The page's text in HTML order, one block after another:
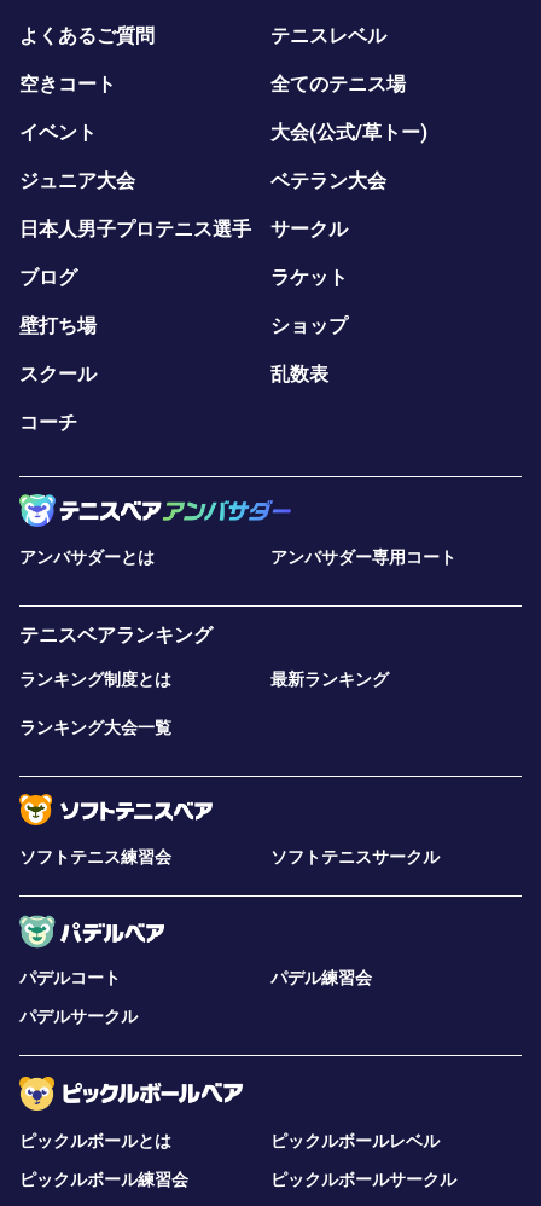
よくあるご質問 テニスレベル
空きコート 全てのテニス場
イベント 大会(公式/草トー)
ジュニア大会 ベテラン大会
日本人男子プロテニス選手 サークル
ブログ ラケット
壁打ち場 ショップ
スクール 乱数表
コーチ
アンバサダーとは アンバサダー専用コート
テニスベアランキング
ランキング制度とは 最新ランキング
ランキング大会一覧
ソフトテニス練習会 ソフトテニスサークル
パデルコート
パデル練習会
パデルサークル
ピックルボールとは
ピックルボールレベル
ピックルボール練習会
ピックルボールサークル